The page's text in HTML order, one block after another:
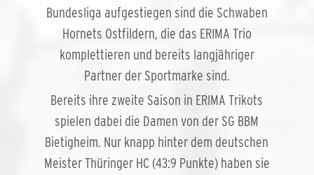
Bundesliga aufgestiegen sind die Schwaben
Hornets Ostfildern, die das ERIMA Trio
komplettieren und bereits langjähriger
Partner der Sportmarke sind.
Bereits ihre zweite Saison in ERIMA Trikots
spielen dabei die Damen von der SG BBM
Bietigheim. Nur knapp hinter dem deutschen
Meister Thüringer HC (43:9 Punkte) haben sie